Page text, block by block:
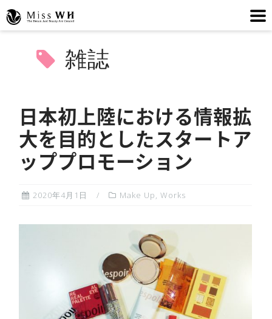
雑誌
日本初上陸における情報拡
大を目的としたスタートア
ッププロモーション
2020年4月1日 Make Up, Works